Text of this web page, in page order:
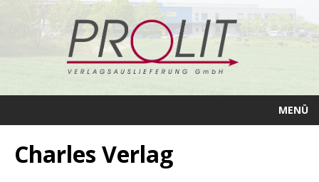
MENÜ
Charles Verlag